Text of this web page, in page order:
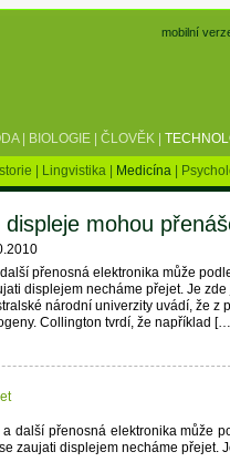
mobilní
| BIOLOGIE | ČLOVĚK |
| Lingvistika | Medicína |
displeje mohou
další přenosná elektronika může
displejem necháme přejet. Je
národní univerzity uvádí, že
Collington tvrdí, že například
a další přenosná elektronika může
zaujati displejem necháme přejet.